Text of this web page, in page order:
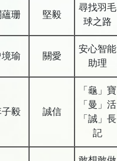
珊 堅毅
尋找羽毛
球之路
瑜 關愛
安心智能
助理
毅 誠信
「龜」寶
「曼」活
「誠」長
記